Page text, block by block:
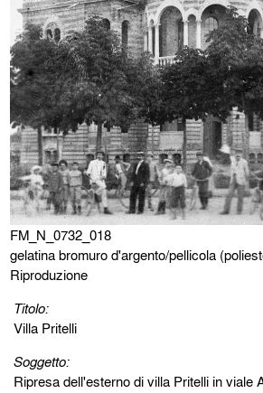
FM_N_0732_018
gelatina bromuro d'argento/pellicola
Riproduzione
Titolo:
Villa Pritelli
Soggetto:
Ripresa dell'esterno di villa Pritelli in viale